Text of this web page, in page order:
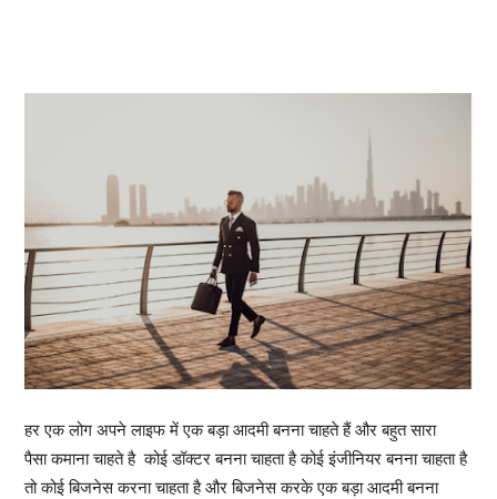
हर एक लोग अपने लाइफ में एक बड़ा आदमी बनना चाहते हैं और बहुत सारा
पैसा कमाना चाहते है कोई डॉक्टर बनना चाहता है कोई इंजीनियर बनना चाहता है
तो कोई बिजनेस करना चाहता है और बिजनेस करके एक बड़ा आदमी बनना